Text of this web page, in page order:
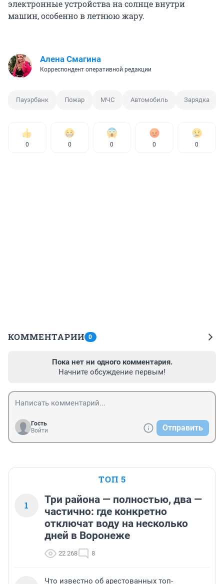
электронные устройства на солнце внутри
машин, особенно в летнюю жару.
Алена Смагина
Корреспондент оперативной редакции
Пауэрбанк Пожар МЧС Автомобиль Зарядка
0 0 0 0 0
КОММЕНТАРИИ 0
Пока нет ни одного комментария.
Начните обсуждение первым!
Гость
Войти
Отправить
ТОП 5
1
Три района — полностью, два —
частично: где конкретно
отключат воду на несколько
дней в Воронеже
22 268 8
Что известно об арестованных топ-